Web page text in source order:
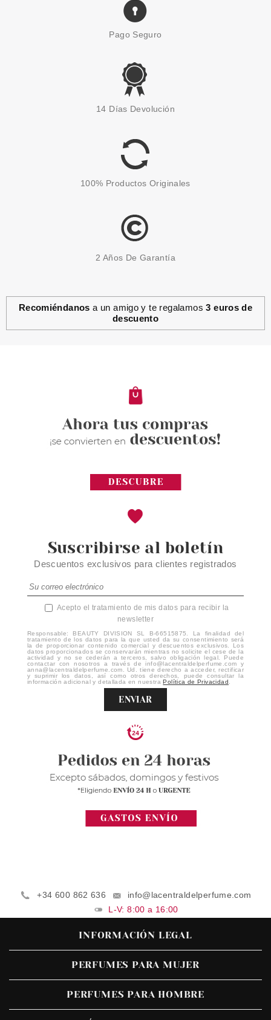
BALDESSARINI
DESODORANTE STICK 75 ML
10.95€
BALDESSARINI
23.67€
Pago Seguro
14 Días Devolución
100% Productos Originales
2 Años De Garantía
Recomiéndanos a un amigo y te regalamos3 euros de
descuento
Suscribirse al boletín
Descuentos exclusivos para clientes registrados
Acepto el tratamiento de mis datos para recibir la
newsletter
Responsable: BEAUTY DIVISION SL B-66515875. La finalidad del
tratamiento de los datos para la que usted da su consentimiento será
la de proporcionar contenido comercial y descuentos exclusivos. Los
datos proporcionados se conservarán mientras no solicite el cese de la
actividad y no se cederán a terceros, salvo obligación legal. Puede
contactar con nosotros a través de info@lacentraldelperfume.com y
anna@lacentraldelperfume.com. Ud. tiene derecho a acceder, rectificar
y suprimir los datos, así como otros derechos, puede consultar la
información adicional y detallada en nuestraPolítica de Privacidad
ENVIAR
+34 600 862 636
info@lacentraldelperfume.com
L-V: 8:00 a 16:00
INFORMACIÓN LEGAL
PERFUMES PARA MUJER
PERFUMES PARA HOMBRE